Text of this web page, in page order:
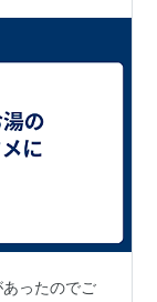
ったのでご